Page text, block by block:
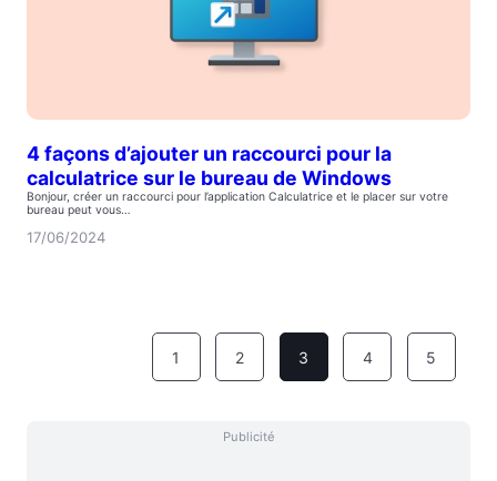
4 façons d’ajouter un raccourci pour la
calculatrice sur le bureau de Windows
Bonjour, créer un raccourci pour l’application Calculatrice et le placer sur votre
bureau peut vous…
17/06/2024
1 2 3 4 5
Publicité